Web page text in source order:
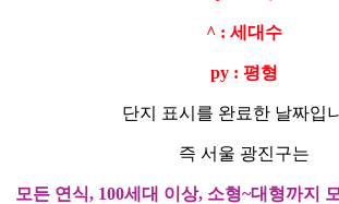
^ : 세대수
py : 평형
단지 표시를 완료한 날짜입
즉 서울 광진구는
모든 연식, 100세대 이상, 소형~대형까지